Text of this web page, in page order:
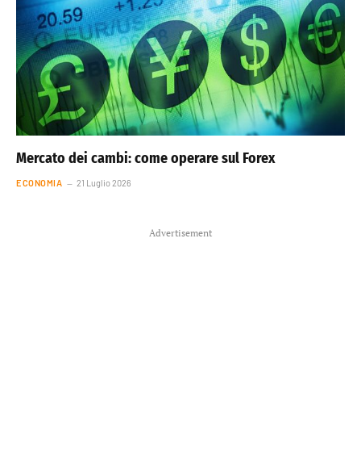
Mercato dei cambi: come operare sul Forex
ECONOMIA 21 Luglio 2026
Advertisement